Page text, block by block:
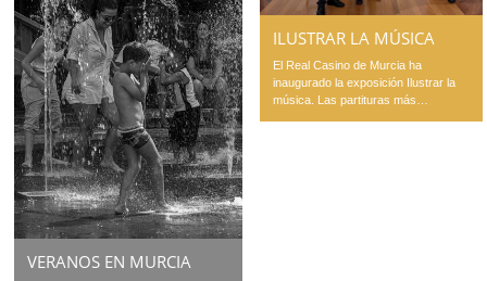
ILUSTRAR LA MÚSICA
El Real Casino de Murcia ha
inaugurado la exposición Ilustrar la
música. Las partituras más…
VERANOS EN MURCIA